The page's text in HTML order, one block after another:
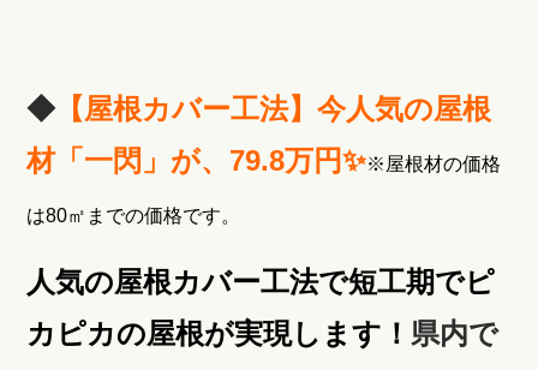
◆【屋根カバー工法】今人気の屋根
材「一閃」が、79.8万円✨※屋根材の価格
は80㎡までの価格です。
人気の屋根カバー工法で短工期でピ
カピカの屋根が実現します！ 県内で